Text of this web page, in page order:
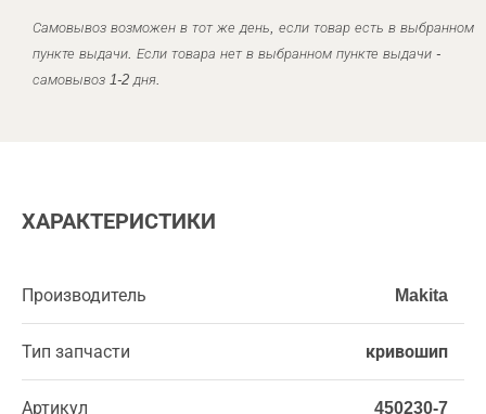
Самовывоз возможен в тот же день, если товар есть в выбранном
пункте выдачи. Если товара нет в выбранном пункте выдачи -
самовывоз 1-2 дня.
ХАРАКТЕРИСТИКИ
Производитель Makita
Тип запчасти кривошип
Артикул 450230-7